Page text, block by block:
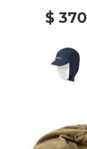
$ 370